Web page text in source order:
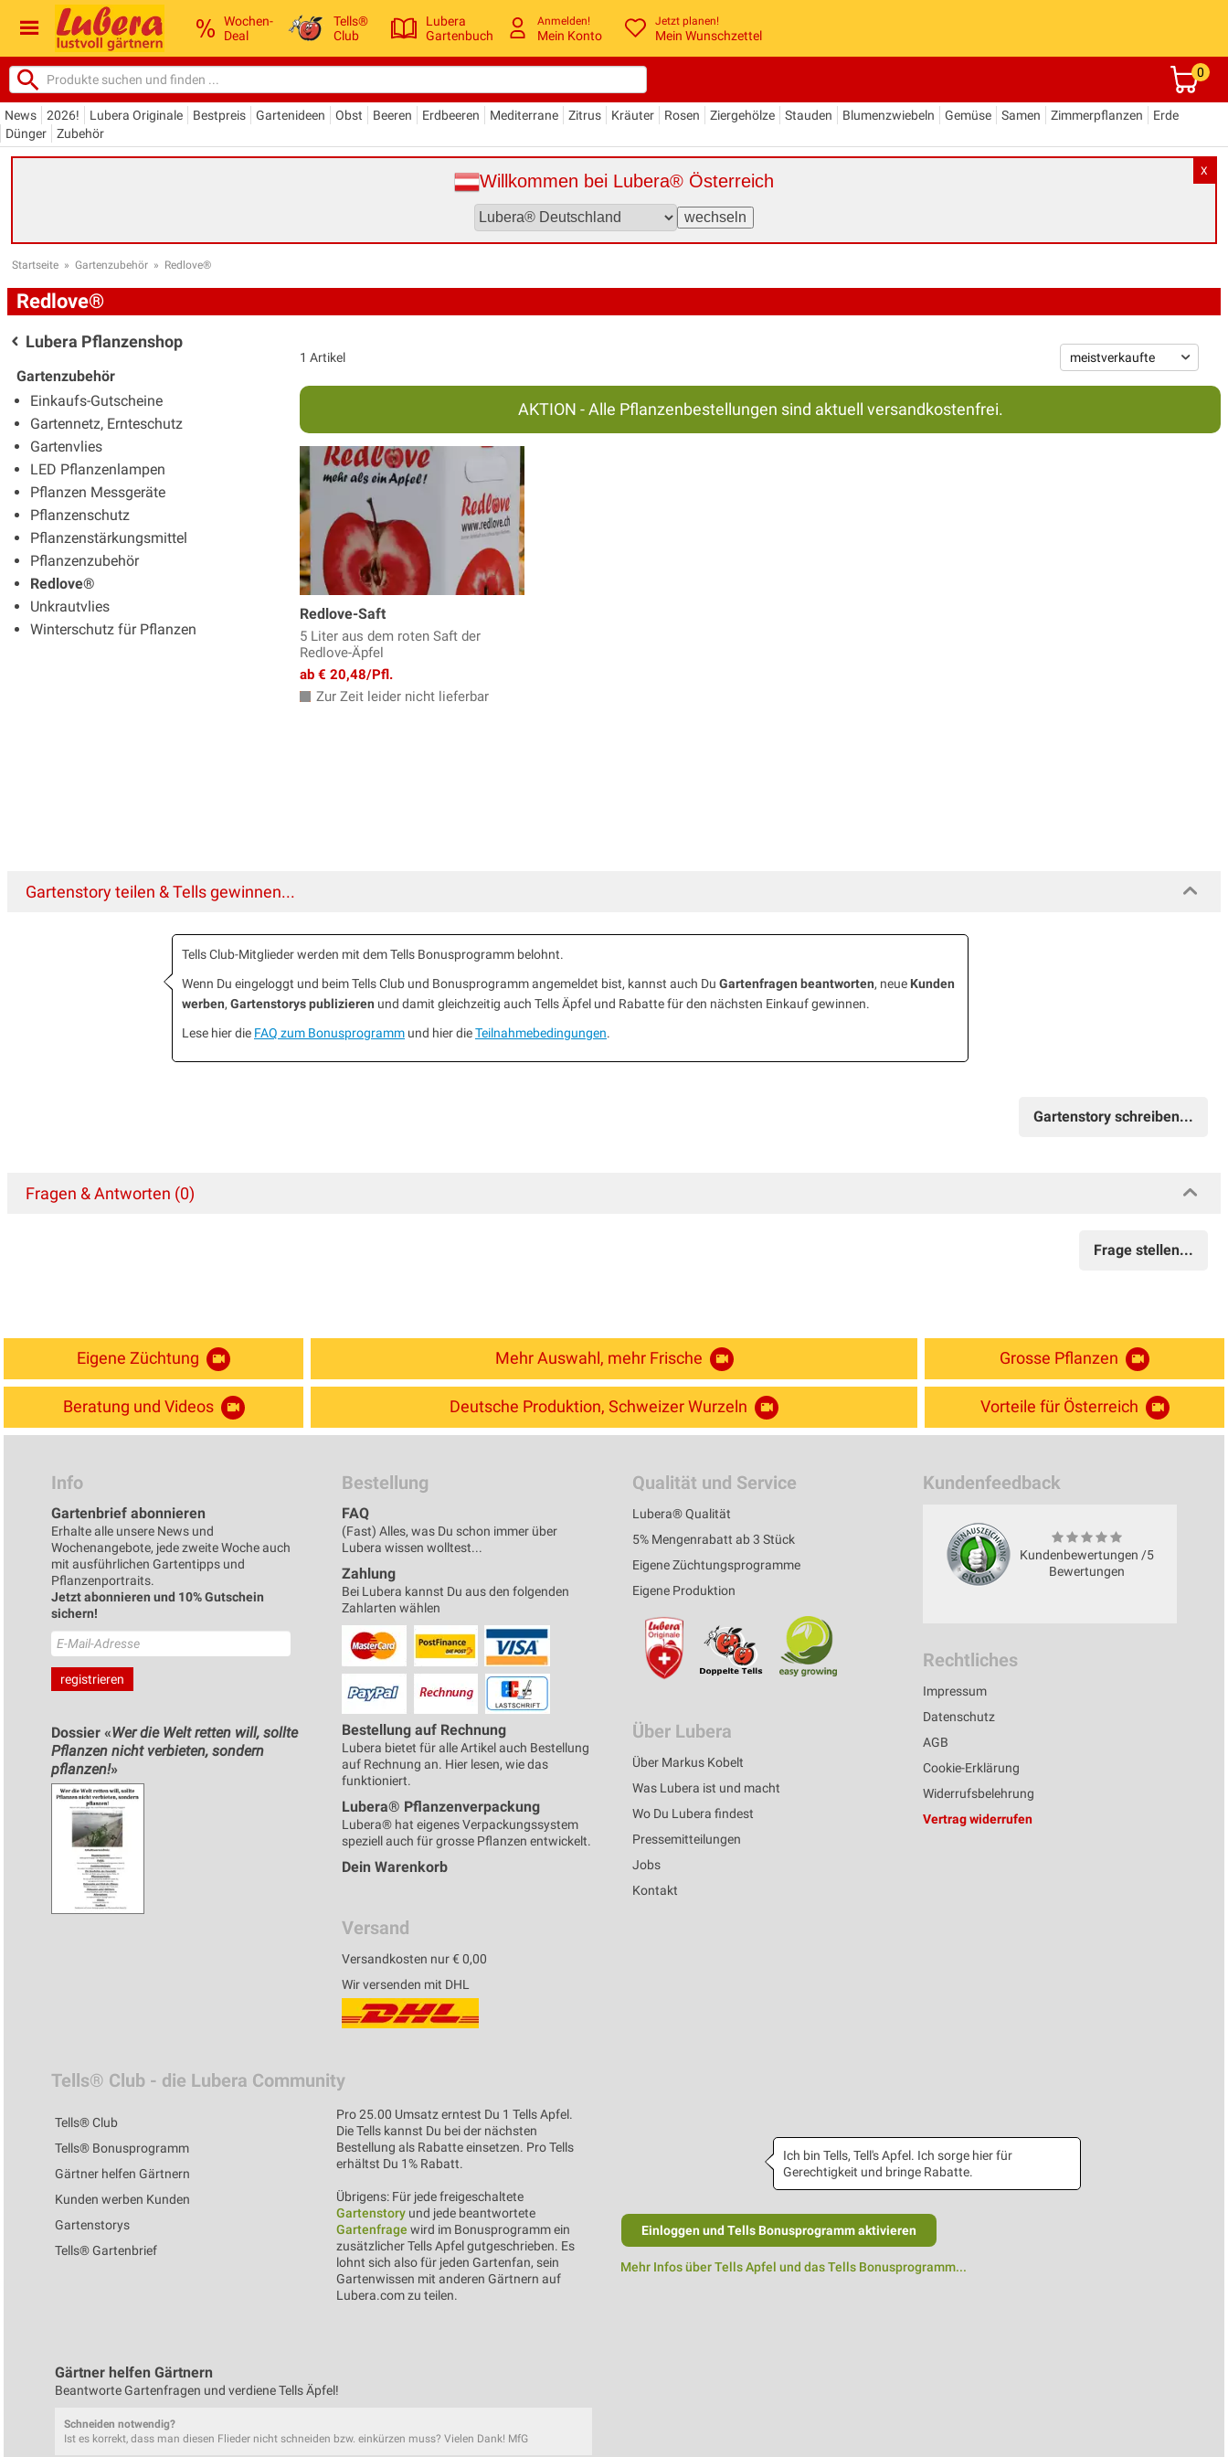
Wochen-
Deal
Tells®
Club
Lubera
Gartenbuch
Anmelden!
Mein Konto
Jetzt planen!
Mein Wunschzettel
0
News 2026! Lubera Originale Bestpreis Gartenideen Obst Beeren Erdbeeren Mediterrane Zitrus Kräuter Rosen Ziergehölze Stauden Blumenzwiebeln Gemüse Samen Zimmerpflanzen
Erde
Dünger
Zubehör
X
Willkommen bei Lubera® Österreich
Startseite » Gartenzubehör » Redlove®
Redlove®
Lubera Pflanzenshop
Gartenzubehör
Einkaufs-Gutscheine
Gartennetz, Ernteschutz
Gartenvlies
LED Pflanzenlampen
Pflanzen Messgeräte
Pflanzenschutz
Pflanzenstärkungsmittel
Pflanzenzubehör
Redlove®
Unkrautvlies
Winterschutz für Pflanzen
1 Artikel
AKTION - Alle Pflanzenbestellungen sind aktuell versandkostenfrei.
Redlove-Saft
5 Liter aus dem roten Saft der
Redlove-Äpfel
ab € 20,48/Pfl.
Zur Zeit leider nicht lieferbar
Gartenstory teilen & Tells gewinnen...
Tells Club-Mitglieder werden mit dem Tells Bonusprogramm belohnt.
Wenn Du eingeloggt und beim Tells Club und Bonusprogramm angemeldet bist, kannst auch Du Gartenfragen beantworten, neue Kunden
werben, Gartenstorys publizieren und damit gleichzeitig auch Tells Äpfel und Rabatte für den nächsten Einkauf gewinnen.
Lese hier die FAQ zum Bonusprogramm und hier dieTeilnahmebedingungen.
Gartenstory schreiben...
Fragen & Antworten (0)
Frage stellen...
Eigene Züchtung Mehr Auswahl, mehr Frische Grosse Pflanzen
Beratung und Videos Deutsche Produktion, Schweizer Wurzeln Vorteile für Österreich
Info
Gartenbrief abonnieren
Erhalte alle unsere News und
Wochenangebote, jede zweite Woche auch
mit ausführlichen Gartentipps und
Pflanzenportraits.
Jetzt abonnieren und 10% Gutschein
sichern!
Dossier «Wer die Welt retten will, sollte
Pflanzen nicht verbieten, sondern
pflanzen!»
Bestellung
FAQ
(Fast) Alles, was Du schon immer über
Lubera wissen wolltest...
Zahlung
Bei Lubera kannst Du aus den folgenden
Zahlarten wählen
Bestellung auf Rechnung
Lubera bietet für alle Artikel auch Bestellung
auf Rechnung an. Hier lesen, wie das
funktioniert.
Lubera® Pflanzenverpackung
Lubera® hat eigenes Verpackungssystem
speziell auch für grosse Pflanzen entwickelt.
Dein Warenkorb
Versand
Versandkosten nur € 0,00
Wir versenden mit DHL
Qualität und Service
Lubera® Qualität
5% Mengenrabatt ab 3 Stück
Eigene Züchtungsprogramme
Eigene Produktion
Über Lubera
Über Markus Kobelt
Was Lubera ist und macht
Wo Du Lubera findest
Pressemitteilungen
Jobs
Kontakt
Kundenfeedback
Kundenbewertungen /5
Bewertungen
Rechtliches
Impressum
Datenschutz
AGB
Cookie-Erklärung
Widerrufsbelehrung
Vertrag widerrufen
Tells® Club - die Lubera Community
Tells® Club
Tells® Bonusprogramm
Gärtner helfen Gärtnern
Kunden werben Kunden
Gartenstorys
Tells® Gartenbrief
Pro 25.00 Umsatz erntest Du 1 Tells Apfel.
Die Tells kannst Du bei der nächsten
Bestellung als Rabatte einsetzen. Pro Tells
erhältst Du 1% Rabatt.
Übrigens: Für jede freigeschaltete
Gartenstory und jede beantwortete
Gartenfrage wird im Bonusprogramm ein
zusätzlicher Tells Apfel gutgeschrieben. Es
lohnt sich also für jeden Gartenfan, sein
Gartenwissen mit anderen Gärtnern auf
Lubera.com zu teilen.
Ich bin Tells, Tell's Apfel. Ich sorge hier für
Gerechtigkeit und bringe Rabatte.
Einloggen und Tells Bonusprogramm aktivieren
Mehr Infos über Tells Apfel und das Tells Bonusprogramm...
Gärtner helfen Gärtnern
Beantworte Gartenfragen und verdiene Tells Äpfel!
Schneiden notwendig?
Ist es korrekt, dass man diesen Flieder nicht schneiden bzw. einkürzen muss? Vielen Dank! MfG